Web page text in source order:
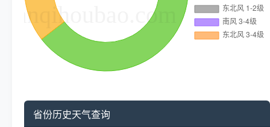
省份历史天气查询